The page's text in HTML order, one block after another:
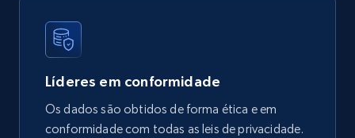
Líderes em conformidade
Os dados são obtidos de forma ética e em
conformidade com todas as leis de privacidade.